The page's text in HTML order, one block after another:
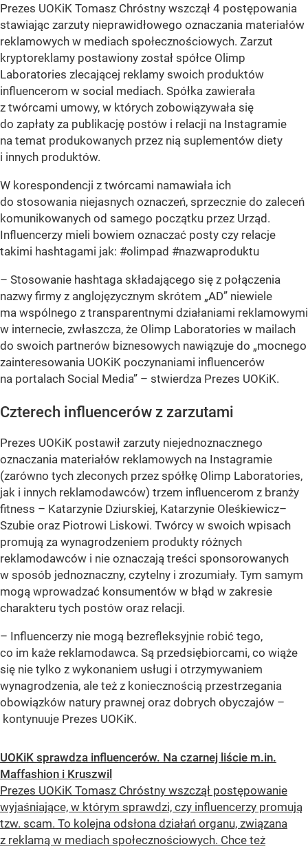
Prezes UOKiK Tomasz Chróstny wszczął 4 postępowania
stawiając zarzuty nieprawidłowego oznaczania materiałów
reklamowych w mediach społecznościowych. Zarzut
kryptoreklamy postawiony został spółce Olimp
Laboratories zlecającej reklamy swoich produktów
influencerom w social mediach. Spółka zawierała
z twórcami umowy, w których zobowiązywała się
do zapłaty za publikację postów i relacji na Instagramie
na temat produkowanych przez nią suplementów diety
i innych produktów.
W korespondencji z twórcami namawiała ich
do stosowania niejasnych oznaczeń, sprzecznie do zaleceń
komunikowanych od samego początku przez Urząd.
Influencerzy mieli bowiem oznaczać posty czy relacje
takimi hashtagami jak: #olimpad #nazwaproduktu
– Stosowanie hashtaga składającego się z połączenia
nazwy firmy z anglojęzycznym skrótem „AD” niewiele
ma wspólnego z transparentnymi działaniami reklamowymi
w internecie, zwłaszcza, że Olimp Laboratories w mailach
do swoich partnerów biznesowych nawiązuje do „mocnego
zainteresowania UOKiK poczynaniami influencerów
na portalach Social Media” – stwierdza Prezes UOKiK.
Czterech influencerów z zarzutami
Prezes UOKiK postawił zarzuty niejednoznacznego
oznaczania materiałów reklamowych na Instagramie
(zarówno tych zleconych przez spółkę Olimp Laboratories,
jak i innych reklamodawców) trzem influencerom z branży
fitness – Katarzynie Dziurskiej, Katarzynie Oleśkiewicz–
Szubie oraz Piotrowi Liskowi. Twórcy w swoich wpisach
promują za wynagrodzeniem produkty różnych
reklamodawców i nie oznaczają treści sponsorowanych
w sposób jednoznaczny, czytelny i zrozumiały. Tym samym
mogą wprowadzać konsumentów w błąd w zakresie
charakteru tych postów oraz relacji.
– Influencerzy nie mogą bezrefleksyjnie robić tego,
co im każe reklamodawca. Są przedsiębiorcami, co wiąże
się nie tylko z wykonaniem usługi i otrzymywaniem
wynagrodzenia, ale też z koniecznością przestrzegania
obowiązków natury prawnej oraz dobrych obyczajów –
kontynuuje Prezes UOKiK.
UOKiK sprawdza influencerów. Na czarnej liście m.in.
Maffashion i Kruszwil
Prezes UOKiK Tomasz Chróstny wszczął postępowanie
wyjaśniające, w którym sprawdzi, czy influencerzy promują
tzw. scam. To kolejna odsłona działań organu, związana
z reklamą w mediach społecznościowych. Chce też